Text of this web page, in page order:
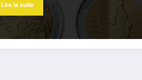
Lire la suite